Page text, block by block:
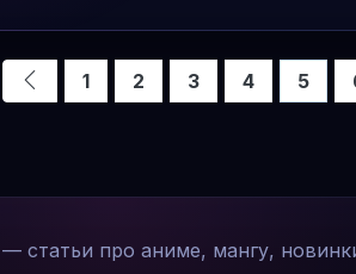
1 2 3 4 5
статьи про аниме, мангу,